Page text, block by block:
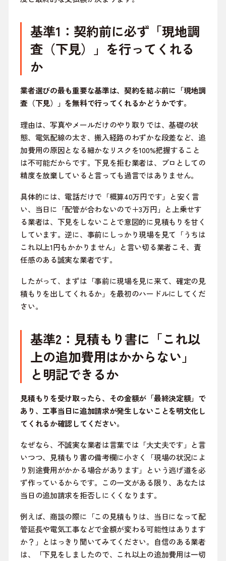
基準1：契約前に必ず「現地調
査（下見）」を行ってくれる
か
業者選びの最も重要な基準は、契約を結ぶ前に「現地調
査（下見）」を無料で行ってくれるかどうかです。
理由は、写真やメールだけのやり取りでは、基礎の状
態、電気配線の太さ、搬入経路のわずかな段差など、追
加費用の原因となる細かなリスクを100%把握すること
は不可能だからです。下見を拒む業者は、プロとしての
精度を放棄していると言っても過言ではありません。
具体的には、電話だけで「概算40万円です」と安く言
い、当日に「配管が合わないので＋3万円」と上乗せす
る業者は、下見をしないことで意図的に見積もりを甘く
しています。逆に、事前にしっかり現場を見て「うちは
これ以上1円もかかりません」と言い切る業者こそ、責
任感のある誠実な業者です。
したがって、まずは「事前に現場を見に来て、確定の見
積もりを出してくれるか」を最初のハードルにしてくだ
さい。
基準2：見積もり書に「これ以
上の追加費用はかからない」
と明記できるか
見積もりを受け取ったら、その金額が「最終決定額」で
あり、工事当日に追加請求が発生しないことを明文化し
てくれるか確認してください。
なぜなら、不誠実な業者は言葉では「大丈夫です」と言
いつつ、見積もり書の備考欄に小さく「現場の状況によ
り別途費用がかかる場合があります」という逃げ道を必
ず作っているからです。この一文がある限り、あなたは
当日の追加請求を拒否しにくくなります。
例えば、商談の際に「この見積もりは、当日になって配
管延長や電気工事などで金額が変わる可能性はあります
か？」とはっきり聞いてみてください。自信のある業者
は、「下見をしましたので、これ以上の追加費用は一切